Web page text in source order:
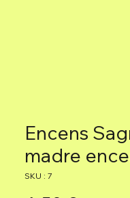
Encens
madre
SKU : 7